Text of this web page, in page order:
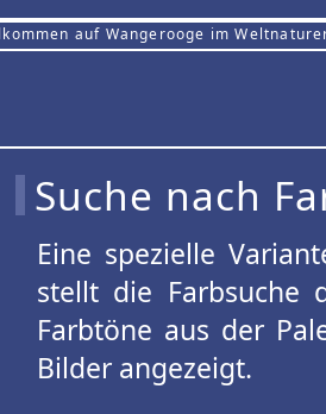
auf Wangerooge im
Suche nach
Eine spezielle
stellt die Farbsuche
Farbtöne aus der
Bilder angezeigt.